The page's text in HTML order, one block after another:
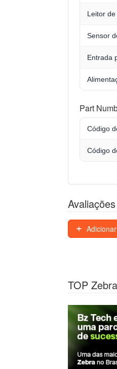
Leitor
Sensor
Entrada
Part
Código
Código
TOP